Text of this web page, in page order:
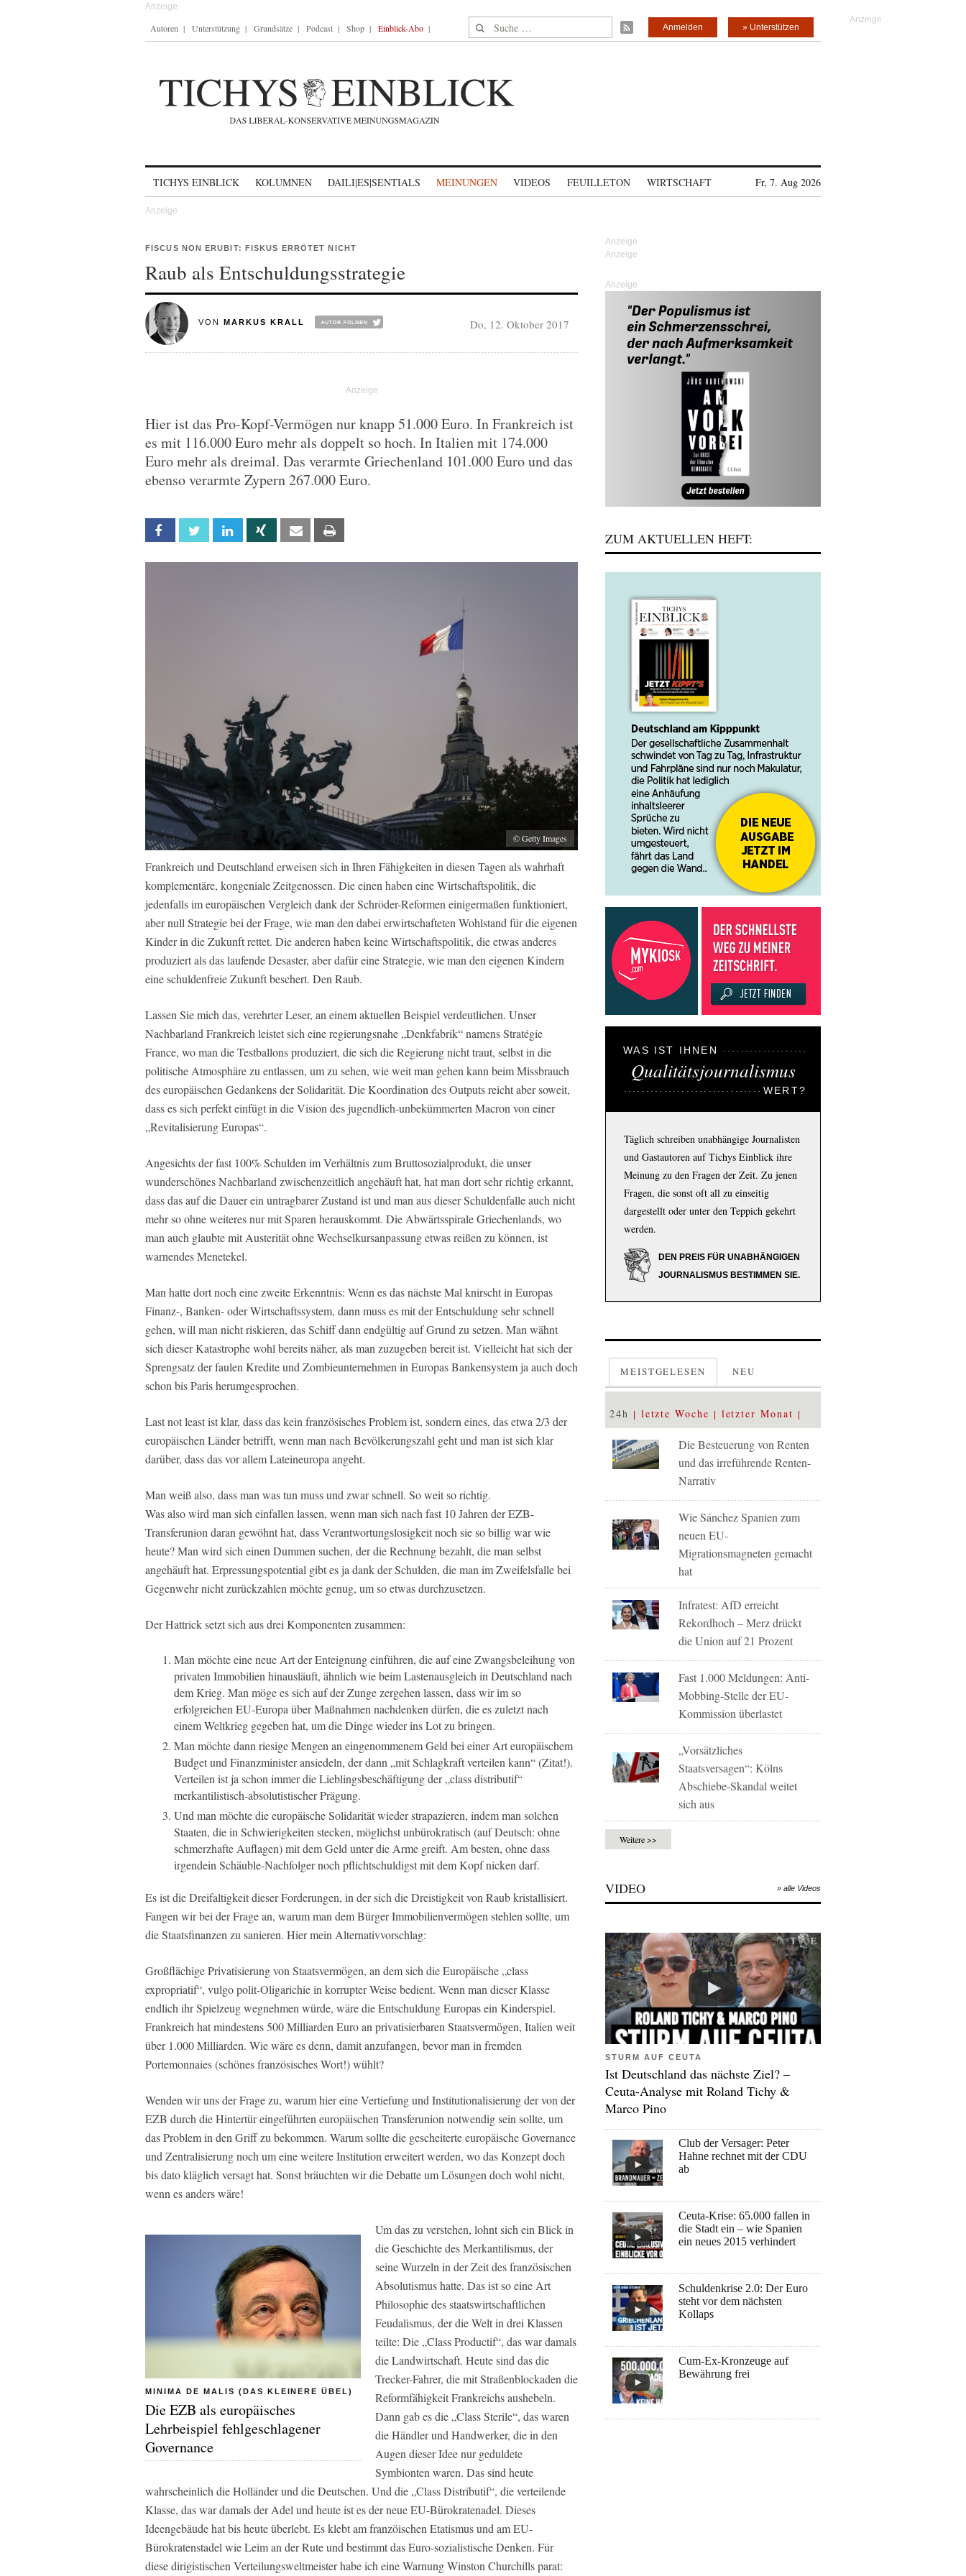
Autoren Unterstützung Grundsätze Podcast Shop Einblick-Abo Suche nach: » Unterstützen
Anmelden
TICHYS EINBLICK KOLUMNEN DAILI|ES|SENTIALS MEINUNGEN VIDEOS FEUILLETON WIRTSCHAFT Fr, 7. Aug 2026
FISCUS NON ERUBIT: FISKUS ERRÖTET NICHT
Raub als Entschuldungsstrategie
VON MARKUS KRALL Do, 12. Oktober 2017
Hier ist das Pro-Kopf-Vermögen nur knapp 51.000 Euro. In Frankreich ist
es mit 116.000 Euro mehr als doppelt so hoch. In Italien mit 174.000
Euro mehr als dreimal. Das verarmte Griechenland 101.000 Euro und das
ebenso verarmte Zypern 267.000 Euro.
Facebook Twitter Linkedin Xing Email
© Getty Images
Frankreich und Deutschland erweisen sich in Ihren Fähigkeiten in diesen Tagen als wahrhaft
komplementäre, kongeniale Zeitgenossen. Die einen haben eine Wirtschaftspolitik, die
jedenfalls im europäischen Vergleich dank der Schröder-Reformen einigermaßen funktioniert,
aber null Strategie bei der Frage, wie man den dabei erwirtschafteten Wohlstand für die eigenen
Kinder in die Zukunft rettet. Die anderen haben keine Wirtschaftspolitik, die etwas anderes
produziert als das laufende Desaster, aber dafür eine Strategie, wie man den eigenen Kindern
eine schuldenfreie Zukunft beschert. Den Raub.
Lassen Sie mich das, verehrter Leser, an einem aktuellen Beispiel verdeutlichen. Unser
Nachbarland Frankreich leistet sich eine regierungsnahe „Denkfabrik“ namens Stratégie
France, wo man die Testballons produziert, die sich die Regierung nicht traut, selbst in die
politische Atmosphäre zu entlassen, um zu sehen, wie weit man gehen kann beim Missbrauch
des europäischen Gedankens der Solidarität. Die Koordination des Outputs reicht aber soweit,
dass es sich perfekt einfügt in die Vision des jugendlich-unbekümmerten Macron von einer
„Revitalisierung Europas“.
Angesichts der fast 100% Schulden im Verhältnis zum Bruttosozialprodukt, die unser
wunderschönes Nachbarland zwischenzeitlich angehäuft hat, hat man dort sehr richtig erkannt,
dass das auf die Dauer ein untragbarer Zustand ist und man aus dieser Schuldenfalle auch nicht
mehr so ohne weiteres nur mit Sparen herauskommt. Die Abwärtsspirale Griechenlands, wo
man auch glaubte mit Austerität ohne Wechselkursanpassung etwas reißen zu können, ist
warnendes Menetekel.
Man hatte dort noch eine zweite Erkenntnis: Wenn es das nächste Mal knirscht in Europas
Finanz-, Banken- oder Wirtschaftssystem, dann muss es mit der Entschuldung sehr schnell
gehen, will man nicht riskieren, das Schiff dann endgültig auf Grund zu setzen. Man wähnt
sich dieser Katastrophe wohl bereits näher, als man zuzugeben bereit ist. Vielleicht hat sich der
Sprengsatz der faulen Kredite und Zombieunternehmen in Europas Bankensystem ja auch doch
schon bis Paris herumgesprochen.
Last not least ist klar, dass das kein französisches Problem ist, sondern eines, das etwa 2/3 der
europäischen Länder betrifft, wenn man nach Bevölkerungszahl geht und man ist sich klar
darüber, dass das vor allem Lateineuropa angeht.
Man weiß also, dass man was tun muss und zwar schnell. So weit so richtig.
Was also wird man sich einfallen lassen, wenn man sich nach fast 10 Jahren der EZB-
Transferunion daran gewöhnt hat, dass Verantwortungslosigkeit noch sie so billig war wie
heute? Man wird sich einen Dummen suchen, der die Rechnung bezahlt, die man selbst
angehäuft hat. Erpressungspotential gibt es ja dank der Schulden, die man im Zweifelsfalle bei
Gegenwehr nicht zurückzahlen möchte genug, um so etwas durchzusetzen.
Der Hattrick setzt sich aus drei Komponenten zusammen:
Man möchte eine neue Art der Enteignung einführen, die auf eine Zwangsbeleihung von
privaten Immobilien hinausläuft, ähnlich wie beim Lastenausgleich in Deutschland nach
dem Krieg. Man möge es sich auf der Zunge zergehen lassen, dass wir im so
erfolgreichen EU-Europa über Maßnahmen nachdenken dürfen, die es zuletzt nach
einem Weltkrieg gegeben hat, um die Dinge wieder ins Lot zu bringen.
Man möchte dann riesige Mengen an eingenommenem Geld bei einer Art europäischem
Budget und Finanzminister ansiedeln, der dann „mit Schlagkraft verteilen kann“ (Zitat!).
Verteilen ist ja schon immer die Lieblingsbeschäftigung der „class distributif“
merkantilistisch-absolutistischer Prägung.
Und man möchte die europäische Solidarität wieder strapazieren, indem man solchen
Staaten, die in Schwierigkeiten stecken, möglichst unbürokratisch (auf Deutsch: ohne
schmerzhafte Auflagen) mit dem Geld unter die Arme greift. Am besten, ohne dass
irgendein Schäuble-Nachfolger noch pflichtschuldigst mit dem Kopf nicken darf.
Es ist die Dreifaltigkeit dieser Forderungen, in der sich die Dreistigkeit von Raub kristallisiert.
Fangen wir bei der Frage an, warum man dem Bürger Immobilienvermögen stehlen sollte, um
die Staatsfinanzen zu sanieren. Hier mein Alternativvorschlag:
Großflächige Privatisierung von Staatsvermögen, an dem sich die Europäische „class
expropriatif“, vulgo polit-Oligarichie in korrupter Weise bedient. Wenn man dieser Klasse
endlich ihr Spielzeug wegnehmen würde, wäre die Entschuldung Europas ein Kinderspiel.
Frankreich hat mindestens 500 Milliarden Euro an privatisierbaren Staatsvermögen, Italien weit
über 1.000 Milliarden. Wie wäre es denn, damit anzufangen, bevor man in fremden
Portemonnaies (schönes französisches Wort!) wühlt?
Wenden wir uns der Frage zu, warum hier eine Vertiefung und Institutionalisierung der von der
EZB durch die Hintertür eingeführten europäischen Transferunion notwendig sein sollte, um
das Problem in den Griff zu bekommen. Warum sollte die gescheiterte europäische Governance
und Zentralisierung noch um eine weitere Institution erweitert werden, wo das Konzept doch
bis dato kläglich versagt hat. Sonst bräuchten wir die Debatte um Lösungen doch wohl nicht,
wenn es anders wäre!
MINIMA DE MALIS (DAS KLEINERE ÜBEL)
Die EZB als europäisches
Lehrbeispiel fehlgeschlagener
Governance
Um das zu verstehen, lohnt sich ein Blick in
die Geschichte des Merkantilismus, der
seine Wurzeln in der Zeit des französischen
Absolutismus hatte. Das ist so eine Art
Philosophie des staatswirtschaftlichen
Feudalismus, der die Welt in drei Klassen
teilte: Die „Class Productif“, das war damals
die Landwirtschaft. Heute sind das die
Trecker-Fahrer, die mit Straßenblockaden die
Reformfähigkeit Frankreichs aushebeln.
Dann gab es die „Class Sterile“, das waren
die Händler und Handwerker, die in den
Augen dieser Idee nur geduldete
Symbionten waren. Das sind heute
wahrscheinlich die Holländer und die Deutschen. Und die „Class Distributif“, die verteilende
Klasse, das war damals der Adel und heute ist es der neue EU-Bürokratenadel. Dieses
Ideengebäude hat bis heute überlebt. Es klebt am franzöischen Etatismus und am EU-
Bürokratenstadel wie Leim an der Rute und bestimmt das Euro-sozialistische Denken. Für
diese dirigistischen Verteilungsweltmeister habe ich eine Warnung Winston Churchills parat:
Anzeige
ZUM AKTUELLEN HEFT:
WAS IST IHNEN
Qualitätsjournalismus
WERT?
Täglich schreiben unabhängige Journalisten
und Gastautoren auf Tichys Einblick ihre
Meinung zu den Fragen der Zeit. Zu jenen
Fragen, die sonst oft all zu einseitig
dargestellt oder unter den Teppich gekehrt
werden.
DEN PREIS FÜR UNABHÄNGIGEN
JOURNALISMUS BESTIMMEN SIE.
MEISTGELESEN NEU
24h letzte Woche letzter Monat
Die Besteuerung von Renten
und das irreführende Renten-
Narrativ
Wie Sánchez Spanien zum
neuen EU-
Migrationsmagneten gemacht
hat
Infratest: AfD erreicht
Rekordhoch – Merz drückt
die Union auf 21 Prozent
Fast 1.000 Meldungen: Anti-
Mobbing-Stelle der EU-
Kommission überlastet
„Vorsätzliches
Staatsversagen“: Kölns
Abschiebe-Skandal weitet
sich aus
Weitere >>
VIDEO » alle Videos
STURM AUF CEUTA
Ist Deutschland das nächste Ziel? –
Ceuta-Analyse mit Roland Tichy &
Marco Pino
Club der Versager: Peter
Hahne rechnet mit der CDU
ab
Ceuta-Krise: 65.000 fallen in
die Stadt ein – wie Spanien
ein neues 2015 verhindert
Schuldenkrise 2.0: Der Euro
steht vor dem nächsten
Kollaps
Cum-Ex-Kronzeuge auf
Bewährung frei